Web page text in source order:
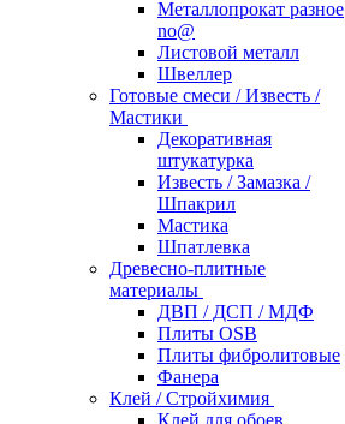
Металлопрокат разное
no@
Листовой металл
Швеллер
Готовые смеси / Известь /
Мастики
Декоративная
штукатурка
Известь / Замазка /
Шпакрил
Мастика
Шпатлевка
Древесно-плитные
материалы
ДВП / ДСП / МДФ
Плиты OSB
Плиты фибролитовые
Фанера
Клей / Стройхимия
Клей для обоев